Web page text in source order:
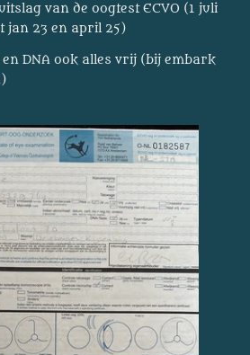
van de oogtest ECVO (1 juli
jan 23 en april 25)
DNA ook alles vrij (bij embark